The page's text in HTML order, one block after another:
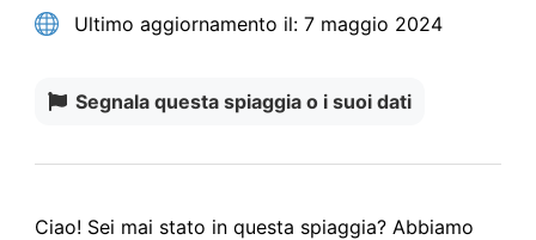
Ultimo aggiornamento il:7 maggio 2024
Segnala questa spiaggia o i suoi dati
Ciao! Sei mai stato in questa spiaggia? Abbiamo